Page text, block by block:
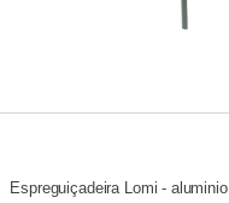
Espreguiçadeira Lomi - aluminio